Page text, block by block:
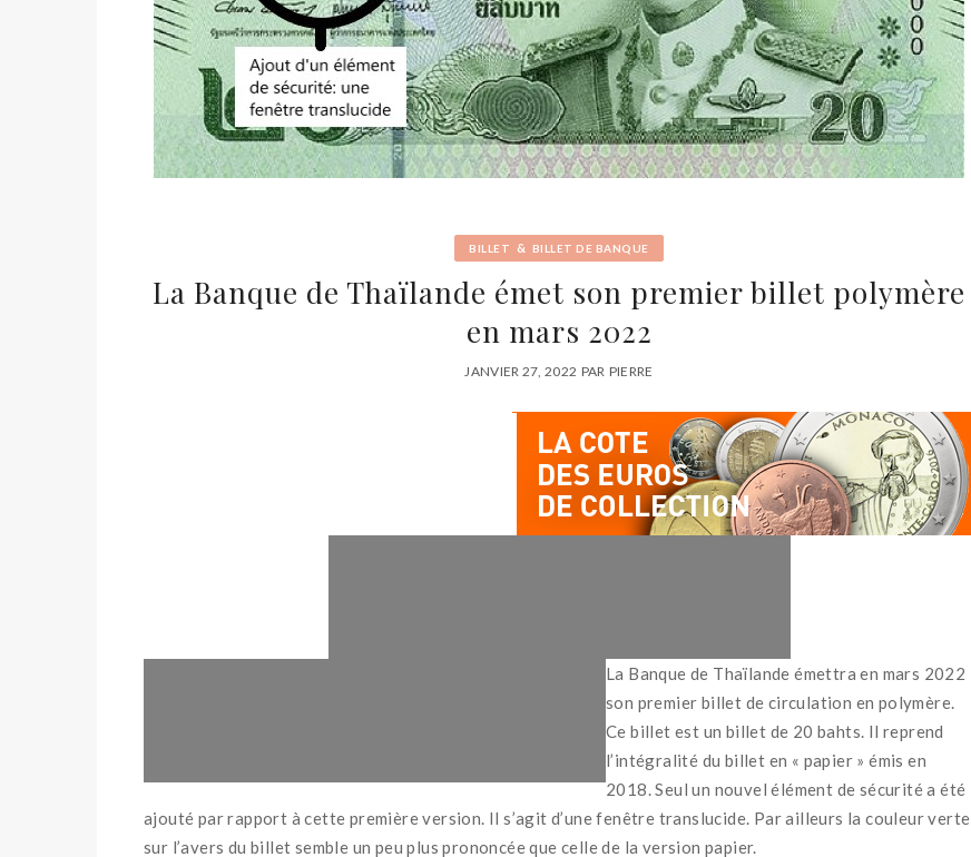
BILLET & BILLET DE BANQUE
La Banque de Thaïlande émet son premier billet polymère
en mars 2022
JANVIER 27, 2022 PAR PIERRE
La Banque de Thaïlande émettra en mars 2022
son premier billet de circulation en polymère.
Ce billet est un billet de 20 bahts. Il reprend
l’intégralité du billet en « papier » émis en
2018. Seul un nouvel élément de sécurité a été
ajouté par rapport à cette première version. Il s’agit d’une fenêtre translucide. Par ailleurs la couleur verte
sur l’avers du billet semble un peu plus prononcée que celle de la version papier.